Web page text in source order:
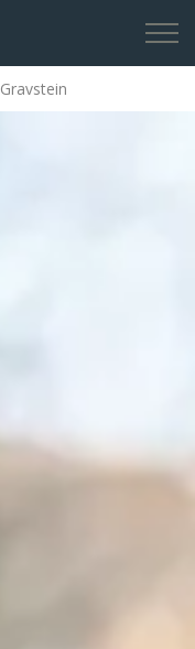
Kontakt oss
Gravstein